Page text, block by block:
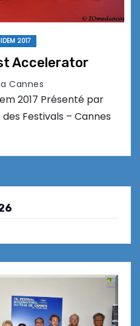
2017
Accelerator
Cannes
2017 Présenté par
des Festivals – Cannes